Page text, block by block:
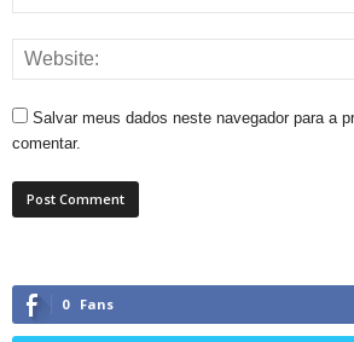
Salvar meus dados neste navegador para a
comentar.
0 Fans